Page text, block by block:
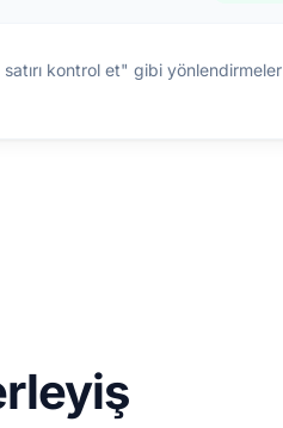
kontrol et" gibi yönlendirmeler